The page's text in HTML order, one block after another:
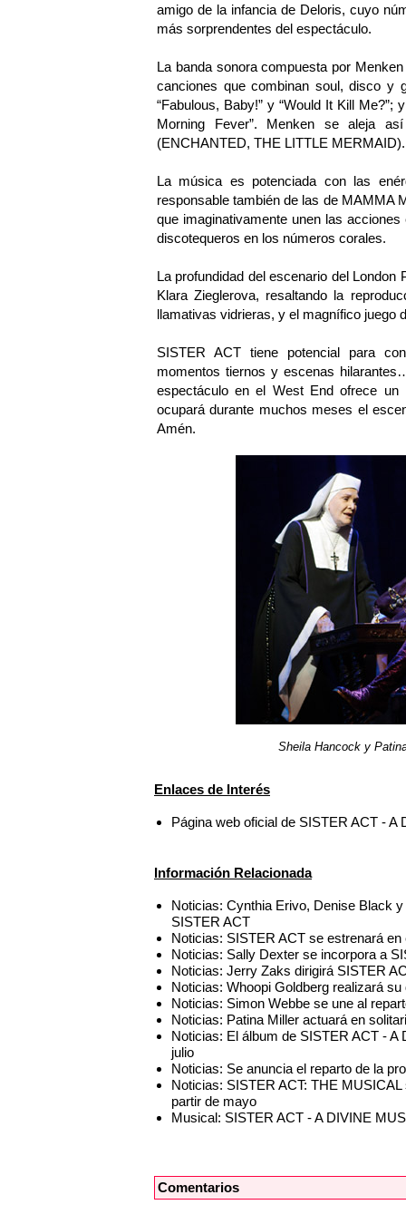
amigo de la infancia de Deloris, cuyo
más sorprendentes del espectáculo.
La banda sonora compuesta por
canciones que combinan soul, disco y
“Fabulous, Baby!” y “Would It Kill Me?”;
Morning Fever”. Menken se aleja
(ENCHANTED, THE LITTLE MERMAID).
La música es potenciada con las
responsable también de las de MAMMA
que imaginativamente unen las
discotequeros en los números corales.
La profundidad del escenario del
Klara Zieglerova, resaltando la
llamativas vidrieras, y el magnífico juego
SISTER ACT tiene potencial para
momentos tiernos y escenas
espectáculo en el West End ofrece
ocupará durante muchos meses el
Amén.
Sheila Hancock y
Enlaces de Interés
Página web oficial de SISTER ACT -
Información Relacionada
Noticias: Cynthia Erivo, Denise Black
SISTER ACT
Noticias: SISTER ACT se estrenará
Noticias: Sally Dexter se incorpora a
Noticias: Jerry Zaks dirigirá SISTER
Noticias: Whoopi Goldberg realizará
Noticias: Simon Webbe se une al
Noticias: Patina Miller actuará en
Noticias: El álbum de SISTER ACT -
julio
Noticias: Se anuncia el reparto de la
Noticias: SISTER ACT: THE
partir de mayo
Musical: SISTER ACT - A DIVINE
Comentarios